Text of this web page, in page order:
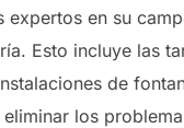
en su
Esto incluye las
de
los